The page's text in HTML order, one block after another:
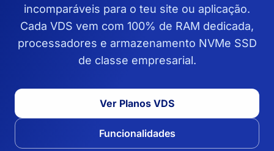
incomparáveis para o teu site ou aplicação.
Cada VDS vem com 100% de RAM dedicada,
processadores e armazenamento NVMe SSD
de classe empresarial.
Ver Planos VDS
Funcionalidades